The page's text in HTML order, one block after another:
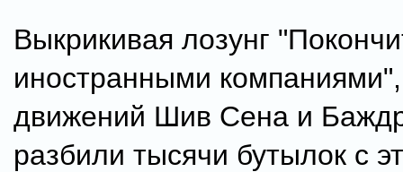
Выкрикивая лозунг
иностранными
движений Шив Сена и
разбили тысячи бутылок с